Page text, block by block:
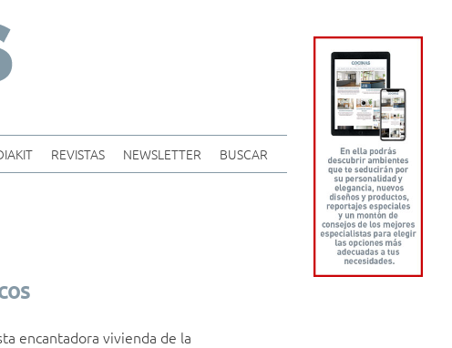
REVISTAS NEWSLETTER BUSCAR
encantadora vivienda de la